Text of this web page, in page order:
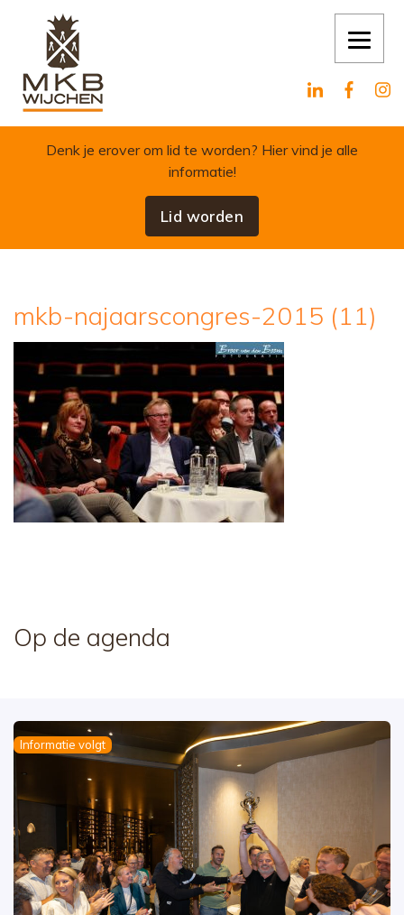
Skip to content
Denk je erover om lid te worden? Hier vind je alle
informatie!
Lid worden
mkb-najaarscongres-2015 (11)
Op de agenda
Informatie volgt